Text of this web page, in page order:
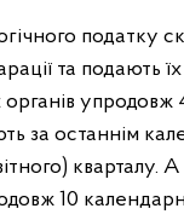
податку
та подають
упродовж
за останнім
кварталу.
10